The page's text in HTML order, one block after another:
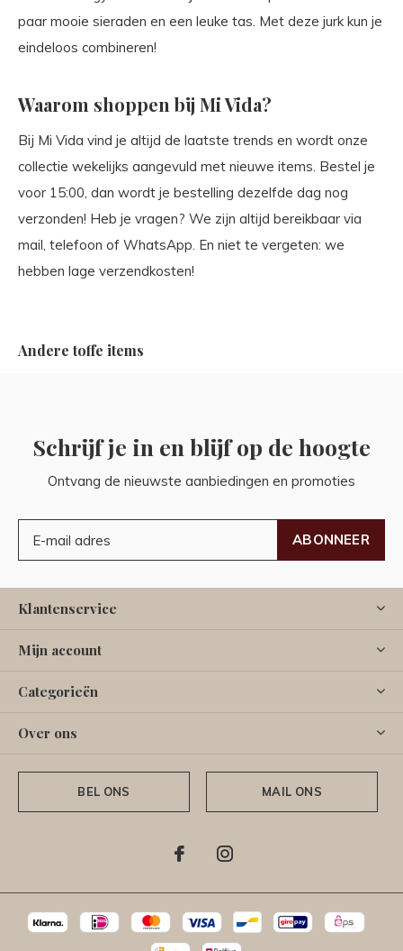
paar mooie sieraden en een leuke tas. Met deze jurk kun je
eindeloos combineren!
Waarom shoppen bij Mi Vida?
Bij Mi Vida vind je altijd de laatste trends en wordt onze
collectie wekelijks aangevuld met nieuwe items. Bestel je
voor 15:00, dan wordt je bestelling dezelfde dag nog
verzonden! Heb je vragen? We zijn altijd bereikbaar via
mail, telefoon of WhatsApp. En niet te vergeten: we
hebben lage verzendkosten!
Andere toffe items
Schrijf je in en blijf op de hoogte
Ontvang de nieuwste aanbiedingen en promoties
ABONNEER
Klantenservice
Mijn account
Categorieën
Over ons
BEL ONS MAIL ONS